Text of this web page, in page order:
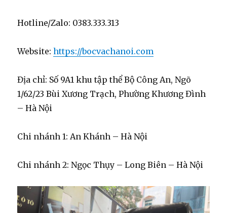
Hotline/Zalo: 0383.333.313
Website:https://bocvachanoi.com
Địa chỉ: Số 9A1 khu tập thể Bộ Công An, Ngõ
1/62/23 Bùi Xương Trạch, Phường Khương Đình
– Hà Nội
Chi nhánh 1: An Khánh – Hà Nội
Chi nhánh 2: Ngọc Thụy – Long Biên – Hà Nội